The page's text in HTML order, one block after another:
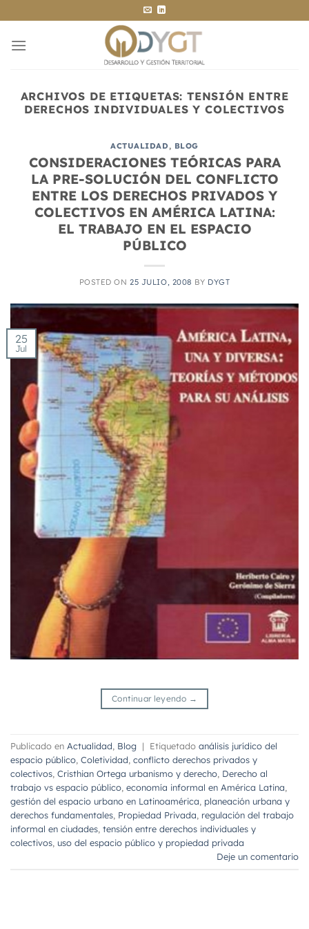
al
contenido
ARCHIVOS DE ETIQUETAS: TENSIÓN ENTRE
DERECHOS INDIVIDUALES Y COLECTIVOS
ACTUALIDAD, BLOG
CONSIDERACIONES TEÓRICAS PARA
LA PRE-SOLUCIÓN DEL CONFLICTO
ENTRE LOS DERECHOS PRIVADOS Y
COLECTIVOS EN AMÉRICA LATINA:
EL TRABAJO EN EL ESPACIO
PÚBLICO
POSTED ON25 JULIO, 2008 BY DYGT
25
Jul
Continuar leyendo →
Publicado en Actualidad, Blog | Etiquetado análisis jurídico del
espacio público, Coletividad, conflicto derechos privados y
colectivos, Cristhian Ortega urbanismo y derecho, Derecho al
trabajo vs espacio público, economía informal en América Latina,
gestión del espacio urbano en Latinoamérica, planeación urbana y
derechos fundamentales, Propiedad Privada, regulación del trabajo
informal en ciudades, tensión entre derechos individuales y
colectivos, uso del espacio público y propiedad privada
Deje un comentario